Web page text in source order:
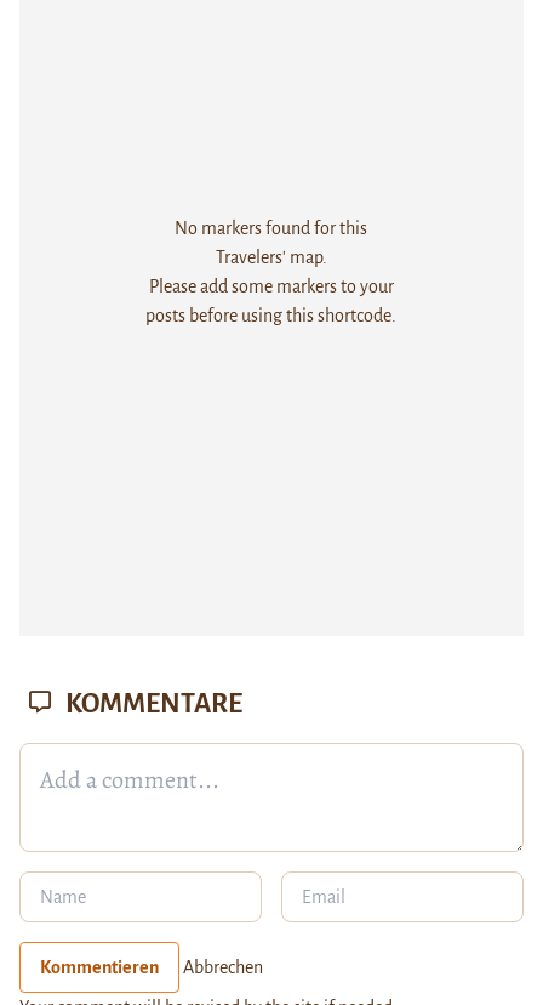
No markers found for this
Travelers' map.
Please add some markers to your
posts before using this shortcode.
KOMMENTARE
Kommentieren Abbrechen